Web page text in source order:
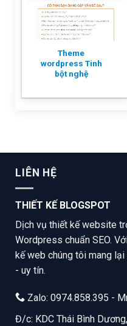
Theme
wordpress Tinh
bột nghệ
LIÊN HỆ
THIẾT KẾ BLOGSPOT
Dịch vụ thiết kế website
Wordpress chuẩn SEO.
kế web chúng tôi mang
- uy tín.
Zalo: 0974.858.395 -
Đ/c: KDC Thái Bình